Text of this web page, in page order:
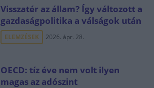
Visszatér az állam? Így változott a
gazdaságpolitika a válságok után
ELEMZÉSEK 2026. ápr. 28.
OECD: tíz éve nem volt ilyen
magas az adószint